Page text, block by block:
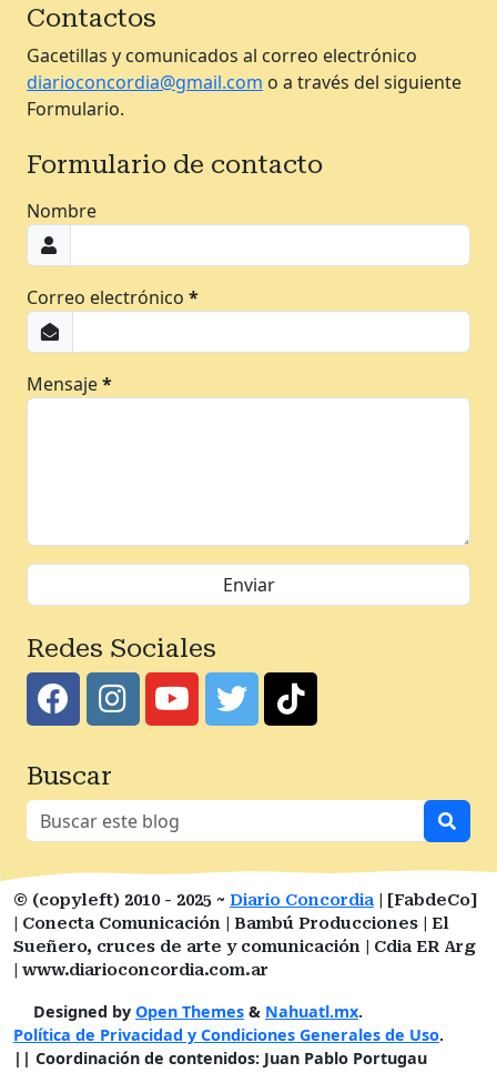
Contactos
Gacetillas y comunicados al correo electrónico
diarioconcordia@gmail.com o a través del siguiente
Formulario.
Formulario de contacto
Nombre
Correo electrónico *
Mensaje*
Redes Sociales
Buscar
© (copyleft) 2010 - 2025 ~ Diario Concordia | [FabdeCo]
| Conecta Comunicación | Bambú Producciones | El
Sueñero, cruces de arte y comunicación | Cdia ER Arg
| www.diarioconcordia.com.ar
Designed by Open Themes & Nahuatl.mx.
Política de Privacidad y Condiciones Generales de Uso.
|| Coordinación de contenidos: Juan Pablo Portugau